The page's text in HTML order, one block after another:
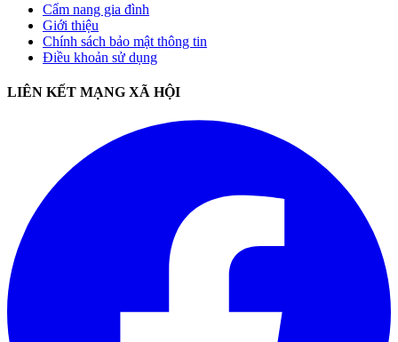
Cẩm nang gia đình
Giới thiệu
Chính sách bảo mật thông tin
Điều khoản sử dụng
LIÊN KẾT MẠNG XÃ HỘI